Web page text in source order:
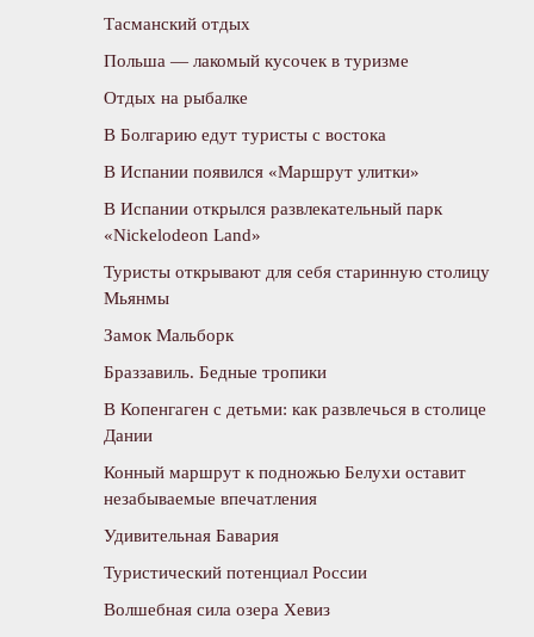
Тасманский отдых
Польша — лакомый кусочек в туризме
Отдых на рыбалке
В Болгарию едут туристы с востока
В Испании появился «Маршрут улитки»
В Испании открылся развлекательный парк
«Nickelodeon Land»
Туристы открывают для себя старинную столицу
Мьянмы
Замок Мальборк
Браззавиль. Бедные тропики
В Копенгаген с детьми: как развлечься в столице
Дании
Конный маршрут к подножью Белухи оставит
незабываемые впечатления
Удивительная Бавария
Туристический потенциал России
Волшебная сила озера Хевиз